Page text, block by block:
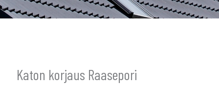
Katon korjaus Raasepori